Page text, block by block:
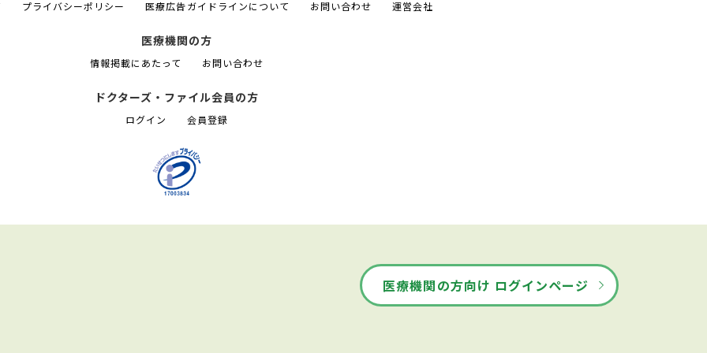
プライバシーポリシー 医療広告ガイドラインについて お問い合わせ 運営会社
医療機関の方
情報掲載にあたって お問い合わせ
ドクターズ・ファイル会員の方
ログイン 会員登録
医療機関の方向け ログインページ